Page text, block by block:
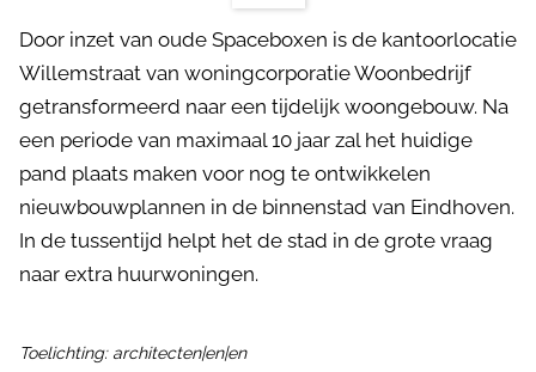
Door inzet van oude Spaceboxen is de kantoorlocatie
Willemstraat van woningcorporatie Woonbedrijf
getransformeerd naar een tijdelijk woongebouw. Na
een periode van maximaal 10 jaar zal het huidige
pand plaats maken voor nog te ontwikkelen
nieuwbouwplannen in de binnenstad van Eindhoven.
In de tussentijd helpt het de stad in de grote vraag
naar extra huurwoningen.
Toelichting: architecten|en|en